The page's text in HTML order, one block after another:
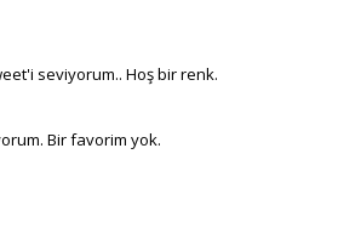
seviyorum.. Hoş bir renk.
Bir favorim yok.